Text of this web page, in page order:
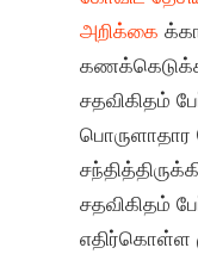
அறிக்கை
சதவிகிதம்
பொருளாதார
சதவிகிதம்
எதிர்கொள்ள